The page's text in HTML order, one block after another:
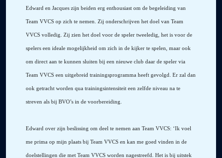
Edward en Jacques zijn beiden erg enthousiast om de begeleiding van
Team VVCS op zich te nemen. Zij onderschrijven het doel van Team
VVCS volledig. Zij zien het doel voor de speler tweeledig, het is voor de
spelers een ideale mogelijkheid om zich in de kijker te spelen, maar ook
om direct aan te kunnen sluiten bij een nieuwe club daar de speler via
Team VVCS een uitgebreid trainingsprogramma heeft gevolgd. Er zal dan
ook getracht worden qua trainingsintensiteit een zelfde niveau na te
streven als bij BVO’s in de voorbereiding.
Edward over zijn beslissing om deel te nemen aan Team VVCS: ‘Ik voel
me prima op mijn plaats bij Team VVCS en kan me goed vinden in de
doelstellingen die met Team VVCS worden nagestreefd. Het is bij uitstek